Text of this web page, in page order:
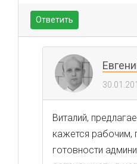
Ответить
Виталий,
кажется рабочим,
готовности